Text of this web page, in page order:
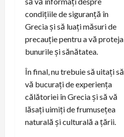
condițiile de siguranță în
Grecia și să luați măsuri de
precauție pentru a vă proteja
bunurile și sănătatea.
În final, nu trebuie să uitați să
vă bucurați de experiența
călătoriei în Grecia și să vă
lăsați uimiți de frumusețea
naturală și culturală a țării.